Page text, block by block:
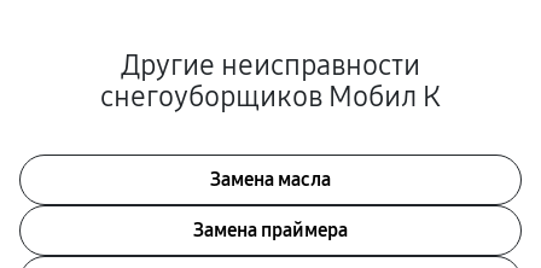
Другие неисправности
снегоуборщиков Мобил К
Замена масла
Замена праймера